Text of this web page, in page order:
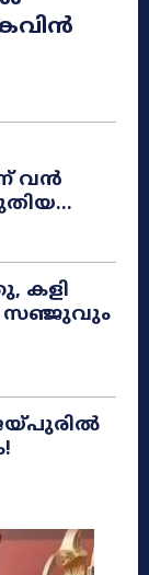
വൻ
കളി
സഞ്ജുവും